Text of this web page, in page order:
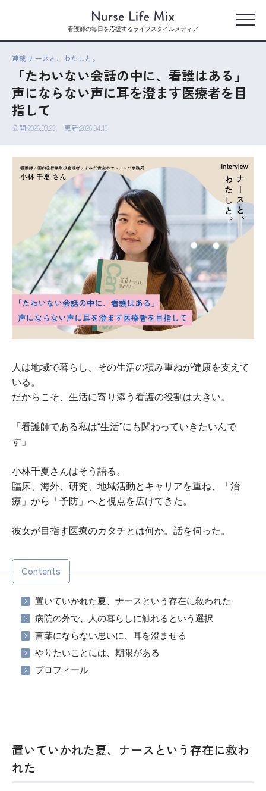
看護師の毎日を応援するライフスタイルメディア
連載:ナースと、わたしと。
「たわいない会話の中に、看護はある」
声にならない声に耳を澄ます医療者を目
指して
公開:2026.03.23 更新:2026.04.16
人は地域で暮らし、その生活の積み重ねが健康を支えて
いる。
だからこそ、生活に寄り添う看護の役割は大きい。
「看護師である私は“生活”にも関わっていきたいんで
す」
小林千夏さんはそう語る。
臨床、海外、研究、地域活動とキャリアを重ね、「治
療」から「予防」へと視点を広げてきた。
彼女が目指す医療のカタチとは何か。話を伺った。
Contents
置いていかれた夏、ナースという存在に救われた
病院の外で、人の暮らしに触れるという選択
言葉にならない思いに、耳を澄ませる
やりたいことには、期限がある
プロフィール
置いていかれた夏、ナースという存在に救わ
れた